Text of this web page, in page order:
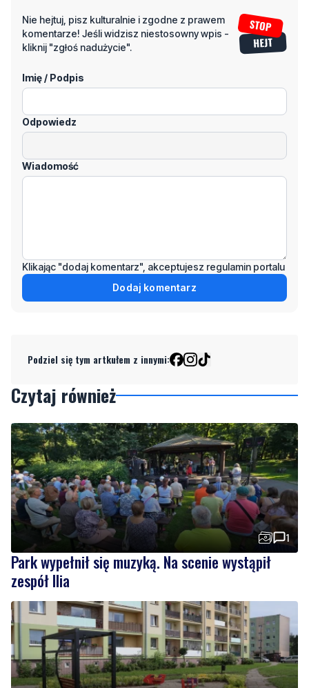
Nie hejtuj, pisz kulturalnie i zgodne z prawem
komentarze! Jeśli widzisz niestosowny wpis -
kliknij "zgłoś nadużycie".
Imię / Podpis
Odpowiedz
Wiadomość
Klikając "dodaj komentarz", akceptujesz regulamin portalu
Dodaj komentarz
Podziel się tym artkułem z innymi:
Czytaj również
1
Park wypełnił się muzyką. Na scenie wystąpił
zespół Ilia